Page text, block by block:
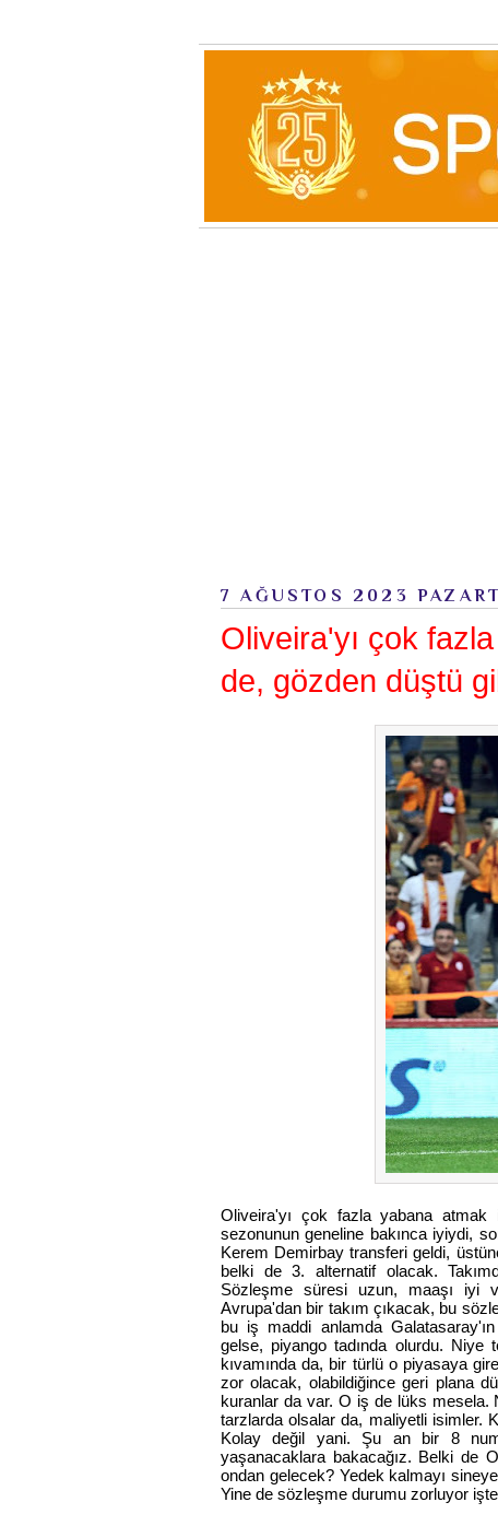
7 AĞUSTOS 2023
Oliveira'yı çok
de, gözden düştü
Oliveira'yı çok fazla yabana
sezonunun geneline bakınca iyiydi,
Kerem Demirbay transferi geldi,
belki de 3. alternatif olacak.
Sözleşme süresi uzun, maaşı iyi
Avrupa'dan bir takım çıkacak, bu
bu iş maddi anlamda
gelse, piyango tadında olurdu. Niye
kıvamında da, bir türlü o piyasaya
zor olacak, olabildiğince geri plana
kuranlar da var. O iş de lüks mesela.
tarzlarda olsalar da, maliyetli isimler.
Kolay değil yani. Şu an bir 8
yaşanacaklara bakacağız. Belki de
ondan gelecek? Yedek kalmayı
Yine de sözleşme durumu zorluyor